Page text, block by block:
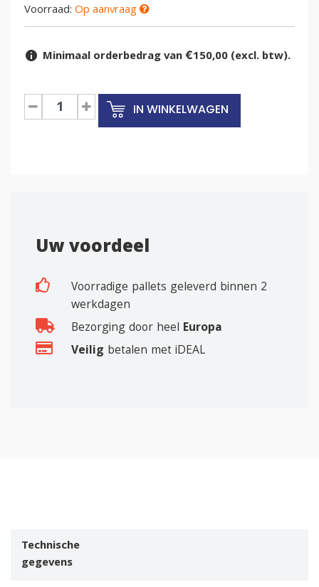
Voorraad:Op aanvraag
Minimaal orderbedrag van €150,00 (excl. btw).
Plastic
pallets
skids
1000
aantal
IN WINKELWAGEN
Uw voordeel
Voorradige pallets geleverd binnen 2
werkdagen
Bezorging door heel Europa
Veilig betalen met iDEAL
Technische
gegevens